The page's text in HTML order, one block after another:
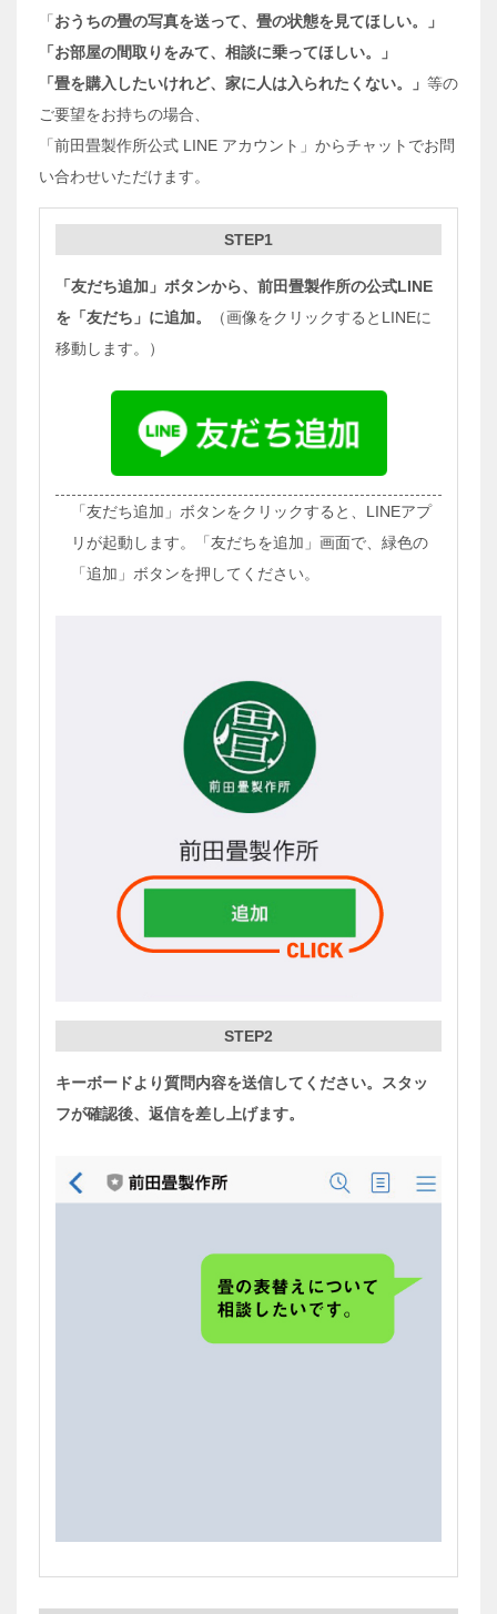
「 おうちの畳の写真を送って、畳の状態を見てほしい。」
「お部屋の間取りをみて、相談に乗ってほしい。」
「畳を購入したいけれど、家に人は入られたくない。」 等の
ご要望をお持ちの場合、
「前田畳製作所公式 LINE アカウント」からチャットでお問
い合わせいただけます。
STEP1
「友だち追加」ボタンから、前田畳製作所の公式LINE
を「友だち」に追加。
（画像をクリックするとLINEに
移動します。）
「友だち追加」ボタンをクリックすると、LINEアプ
リが起動します。「友だちを追加」画面で、緑色の
「追加」ボタンを押してください。
STEP2
キーボードより質問内容を送信してください。
スタッ
フが確認後、返信を差し上げます。